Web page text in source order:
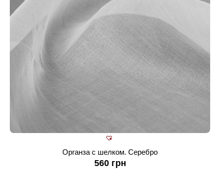
Органза с шелком. Серебро
560 грн